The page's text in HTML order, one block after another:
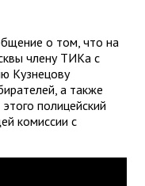
о том, что на
члену ТИКа с
Кузнецову
а также
полицейский
комиссии с